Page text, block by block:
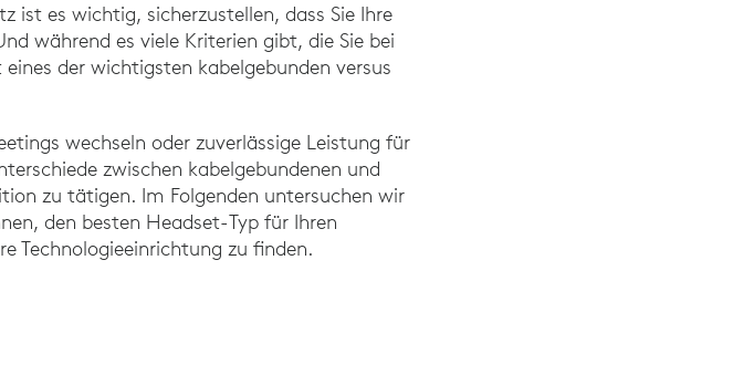
ist es wichtig, sicherzustellen, dass Sie Ihre
während es viele Kriterien gibt, die Sie bei
der wichtigsten kabelgebunden versus
wechseln oder zuverlässige Leistung für
zwischen kabelgebundenen und
zu tätigen. Im Folgenden untersuchen wir
den besten Headset-Typ für Ihren
Technologieeinrichtung zu finden.